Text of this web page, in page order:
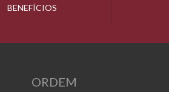
BENEFÍCIOS
ORDEM